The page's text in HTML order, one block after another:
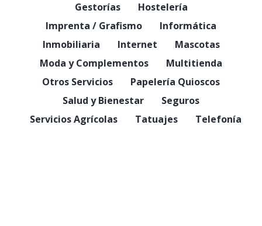
Gestorías
Hostelería
Imprenta / Grafismo
Informática
Inmobiliaria
Internet
Mascotas
Moda y Complementos
Multitienda
Otros Servicios
Papelería Quioscos
Salud y Bienestar
Seguros
Servicios Agrícolas
Tatuajes Telefonía